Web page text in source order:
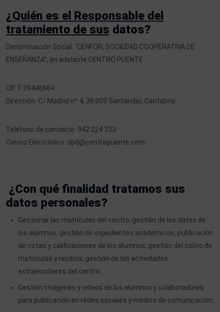
¿Quién es el Responsable del
tratamiento de sus datos?
Denominación Social: “CENFOR, SOCIEDAD COOPERATIVA DE
ENSEÑANZA”, en adelante CENTRO PUENTE
CIF: F 39446984
Dirección: C/ Madrid nº 4, 39.009 Santander, Cantabria
Teléfono de contacto: 942 224 333
Correo Electrónico: dpd@centropuente.com
¿Con qué finalidad tratamos sus
datos personales?
Gestionar las matrículas del centro, gestión de los datos de
los alumnos, gestión de expedientes académicos, publicación
de notas y calificaciones de los alumnos, gestión del cobro de
matrículas y recibos; gestión de las actividades
extraescolares del centro;
Gestión imágenes y videos de los alumnos y colaboradores
para publicación en redes sociales y medios de comunicación;